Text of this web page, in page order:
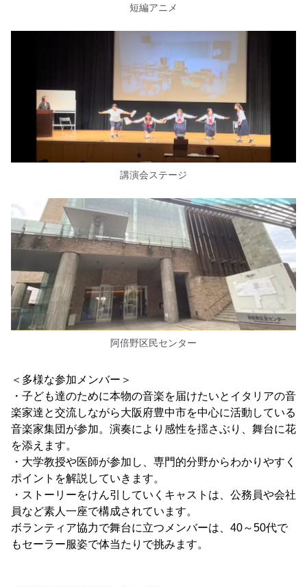
短編アニメ
講演会ステージ
阿倍野区民センター
＜多様な参加メンバー＞
・子ども達のために本物の音楽を届けたいとイタリアの音
楽家達と交流しながら大阪府豊中市を中心に活動している
音楽家集団が参加。演奏により感性を揺さぶり、舞台に花
を添えます。
・大学教授や医師が参加し、専門的分野からわかりやすく
ポイントを解説していきます。
・ストーリーをけん引していくキャストは、公務員や会社
員など素人一座で構成されています。
ボランティア協力で舞台に立つメンバーは、40～50代で
もセーラー服姿で体当たりで挑みます。